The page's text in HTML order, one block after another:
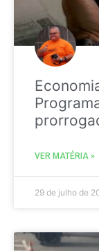
VER MATÉRIA »
29 de julho de